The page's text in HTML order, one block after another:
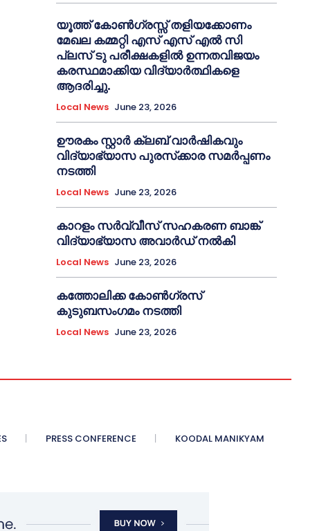
യൂത്ത് കോൺഗ്രസ്സ് തളിയക്കോണം
മേഖല കമ്മറ്റി എസ് എസ് എൽ സി
പ്ലസ് ടു പരീക്ഷകളിൽ ഉന്നതവിജയം
കരസ്ഥമാക്കിയ വിദ്യാർത്ഥികളെ
ആദരിച്ചു.
Local News June 23, 2026
ഊരകം സ്റ്റാർ ക്ലബ് വാർഷികവും
വിദ്യാഭ്യാസ പുരസ്‌ക്കാര സമർപ്പണം
നടത്തി
Local News June 23, 2026
കാറളം സർവ്വീസ് സഹകരണ ബാങ്ക്
വിദ്യാഭ്യാസ അവാർഡ് നൽകി
Local News June 23, 2026
കത്തോലിക്ക കോൺഗ്രസ്
കുടുബസംഗമം നടത്തി
Local News June 23, 2026
PRESS CONFERENCE KOODAL MANIKYAM